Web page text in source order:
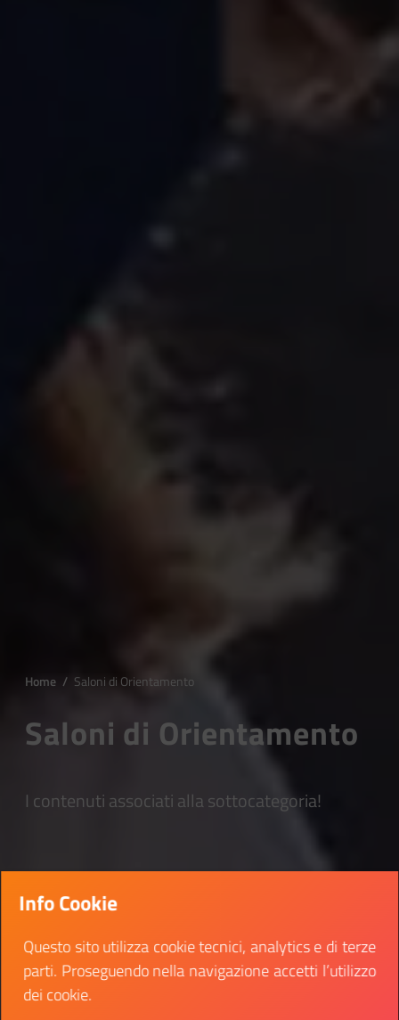
Home / Saloni di Orientamento
Saloni di Orientamento
I contenuti associati alla sottocategoria!
Info Cookie
Questo sito utilizza cookie tecnici, analytics e di terze
parti. Proseguendo nella navigazione accetti l’utilizzo
dei cookie.